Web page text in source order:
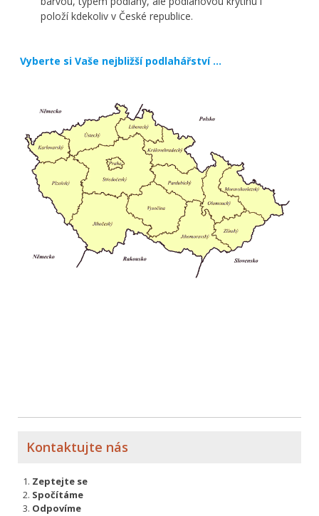
položí kdekoliv v České republice.
Vyberte si Vaše nejbližší podlahářství …
Kontaktujte nás
Zeptejte se
Spočítáme
Odpovíme